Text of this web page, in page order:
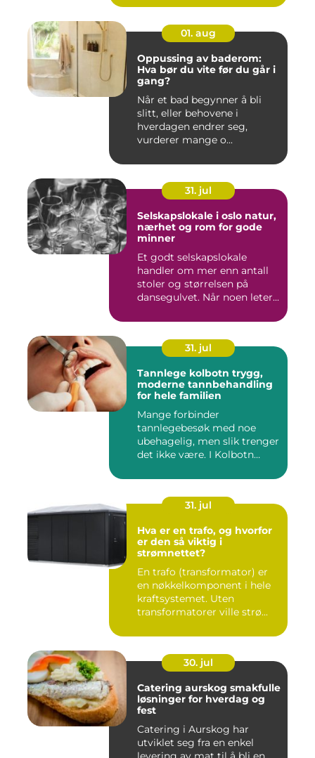
01. aug
Oppussing av baderom:
Hva bør du vite før du går i
gang?
Når et bad begynner å bli
slitt, eller behovene i
hverdagen endrer seg,
vurderer mange o...
31. jul
Selskapslokale i oslo natur,
nærhet og rom for gode
minner
Et godt selskapslokale
handler om mer enn antall
stoler og størrelsen på
dansegulvet. Når noen leter...
31. jul
Tannlege kolbotn trygg,
moderne tannbehandling
for hele familien
Mange forbinder
tannlegebesøk med noe
ubehagelig, men slik trenger
det ikke være. I Kolbotn
31. jul
Hva er en trafo, og hvorfor
er den så viktig i
strømnettet?
En trafo (transformator) er
en nøkkelkomponent i hele
kraftsystemet. Uten
transformatorer ville strø...
30. jul
Catering aurskog smakfulle
løsninger for hverdag og
fest
Catering i Aurskog har
utviklet seg fra en enkel